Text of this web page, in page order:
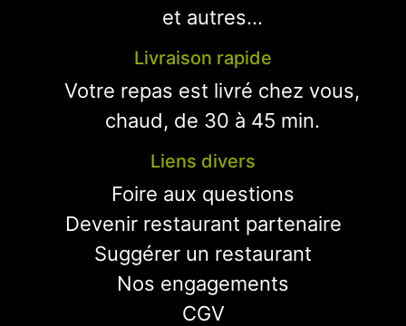
et autres...
Livraison rapide
Votre repas est livré chez vous,
chaud, de 30 à 45 min.
Liens divers
Foire aux questions
Devenir restaurant partenaire
Suggérer un restaurant
Nos engagements
CGV